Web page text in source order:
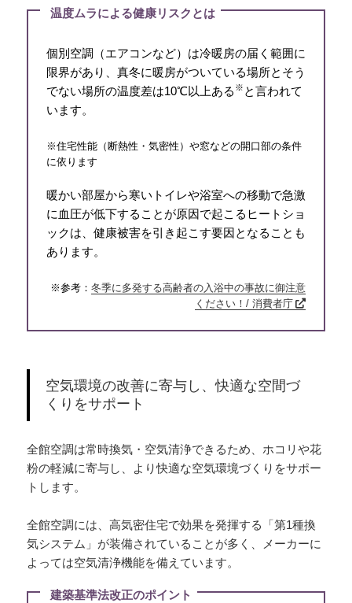
温度ムラによる健康リスクとは
個別空調（エアコンなど）は冷暖房の届く範囲に
限界があり、真冬に暖房がついている場所とそう
でない場所の温度差は10℃以上ある ※ と言われて
います。
※住宅性能（断熱性・気密性）や窓などの開口部の条件
に依ります
暖かい部屋から寒いトイレや浴室への移動で急激
に血圧が低下することが原因で起こるヒートショ
ックは、健康被害を引き起こす要因となることも
あります。
※参考：冬季に多発する高齢者の入浴中の事故に御注意
ください！/ 消費者庁
空気環境の改善に寄与し、快適な空間づ
くりをサポート
全館空調は常時換気・空気清浄できるため、ホコリや花
粉の軽減に寄与し、より快適な空気環境づくりをサポー
トします。
全館空調には、高気密住宅で効果を発揮する「第1種換
気システム」が装備されていることが多く、メーカーに
よっては空気清浄機能を備えています。
建築基準法改正のポイント